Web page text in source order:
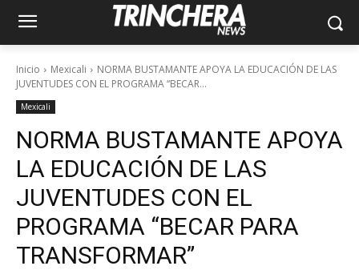
Inicio Mexicali
NORMA BUSTAMANTE APOYA LA EDUCACIÓN DE LAS
JUVENTUDES CON EL PROGRAMA “BECAR...
Mexicali
NORMA BUSTAMANTE APOYA
LA EDUCACIÓN DE LAS
JUVENTUDES CON EL
PROGRAMA “BECAR PARA
TRANSFORMAR”